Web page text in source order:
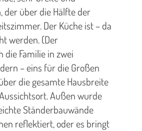
der über die Hälfte der
Der Küche ist – da
werden. (Der
die Familie in zwei
– eins für die Großen
die gesamte Hausbreite
Außen wurde
Ständerbauwände
reflektiert, oder es bringt